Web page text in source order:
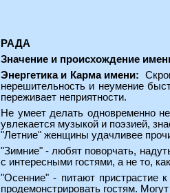
РАДА
Значение и происхождение
Энергетика и Карма имени:
нерешительность и неумение
переживает неприятности.
Не умеет делать одновременно
увлекается музыкой и поэзией,
"Летние" женщины удачливее
"Зимние" - любят поворчать,
с интересными гостями, а не то,
"Осенние" - питают пристрастие
продемонстрировать гостям.